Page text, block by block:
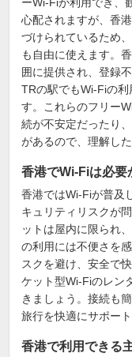
心配されますが、香
づけられているため
も自由に使えます。
囲に提供され、登録
TRの駅でもWi-Fiの
す。これらのフリー
続が不安定だったり
があるので、理解し
香港でWi-Fiは必要
香港ではWi-Fiが普及
キュリティリスクが
ットは屋内に限られ
の利用には不便さを
スクを避け、安全で
ケット型Wi-Fiのレン
きましょう。接続も
旅行を快適にサポー
香港で利用できる